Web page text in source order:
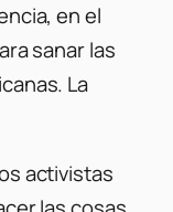
en el
sanar las
La
activistas